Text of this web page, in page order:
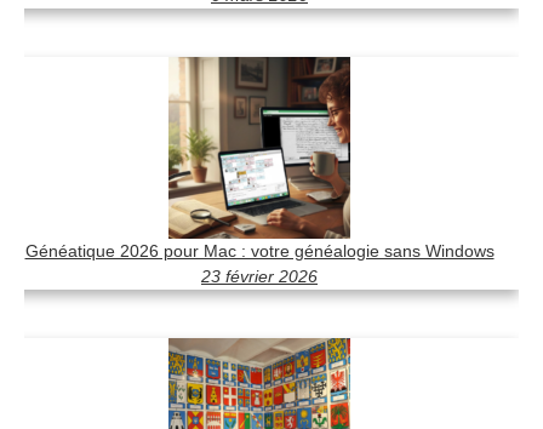
Généatique 2026 pour Mac : votre généalogie sans Windows
23 février 2026